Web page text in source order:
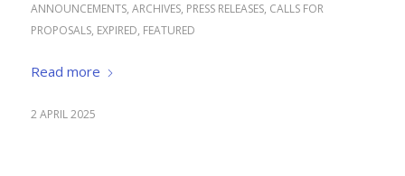
ANNOUNCEMENTS, ARCHIVES, PRESS RELEASES, CALLS FOR
PROPOSALS, EXPIRED, FEATURED
Read more
2 APRIL 2025